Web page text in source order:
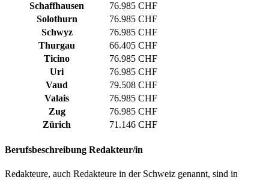
Schaffhausen
76.985 CHF
Solothurn
76.985 CHF
Schwyz
76.985 CHF
Thurgau
66.405 CHF
Ticino
76.985 CHF
Uri
76.985 CHF
Vaud
79.508 CHF
Valais
76.985 CHF
Zug
76.985 CHF
Zürich
71.146 CHF
Berufsbeschreibung Redakteur/in
Redakteure, auch Redakteure in der Schweiz genannt, sind in